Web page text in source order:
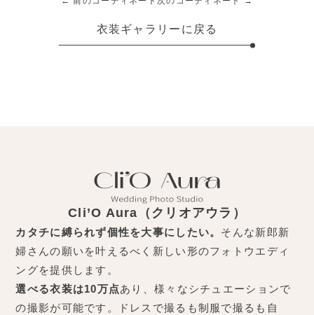
衣装ギャラリーに戻る
Cli’O Aura（クリオアウラ）
カタチに縛られず個性を大事にしたい。 そんな新郎新
婦さんの願いを叶えるべく新しい形のフォトウエディ
ングを提供します。
選べる衣装は10万点あり、様々なシチュエーションで
の撮影が可能です。ドレスで撮るも制服で撮るも自